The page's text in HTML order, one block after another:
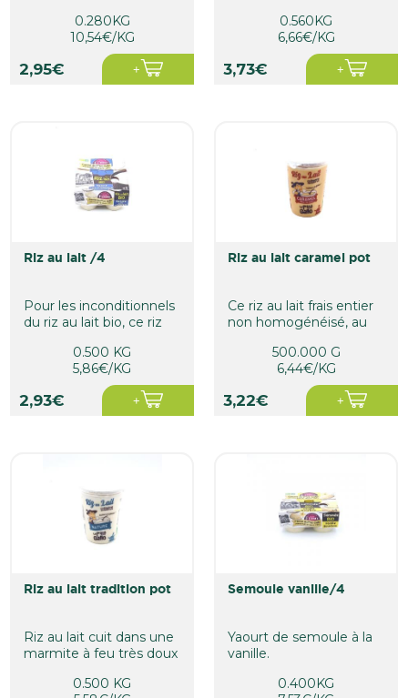
0.280KG
10,54€/KG
2,95€
0.560KG
6,66€/KG
3,73€
riz au lait /4
Pour les inconditionnels
du riz au lait bio, ce riz
0.500 KG
5,86€/KG
2,93€
riz au lait caramel pot
Ce riz au lait frais entier
non homogénéisé, au
transformé...500.000 G
6,44€/KG
3,22€
riz au lait tradition pot
Riz au lait cuit dans une
marmite à feu très doux
aspect...0.500 KG
semoule vanille/4
Yaourt de semoule à la
vanille.
0.400KG